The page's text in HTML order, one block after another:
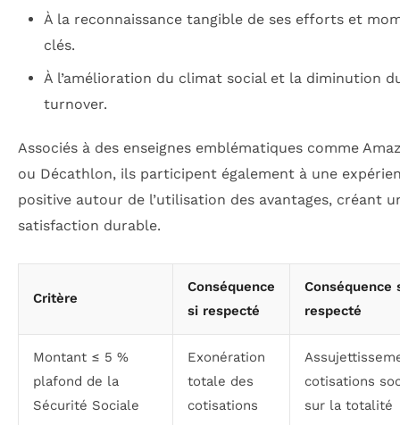
À la reconnaissance tangible de ses efforts et
clés.
À l’amélioration du climat social et la diminution
turnover.
Associés à des enseignes emblématiques comme
ou Décathlon, ils participent également à une
positive autour de l’utilisation des avantages, créant
satisfaction durable.
Critère
Conséquence
si respecté
Conséquence
respecté
Montant ≤ 5 %
plafond de la
Sécurité Sociale
Exonération
totale des
cotisations
cotisations
sur la totalité